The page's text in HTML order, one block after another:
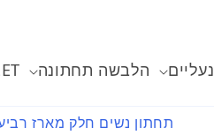
נעליים הלבשה תחתונה
תחתון נשים חלק מארז